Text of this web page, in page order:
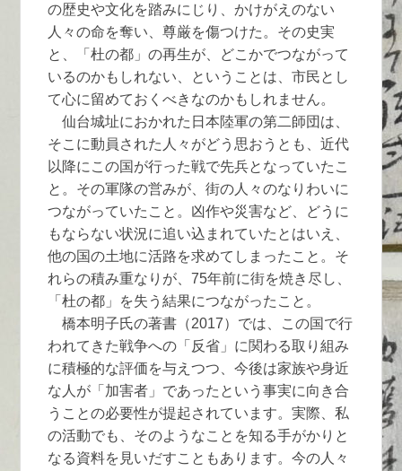
の歴史や文化を踏みにじり、かけがえのない
人々の命を奪い、尊厳を傷つけた。その史実
と、「杜の都」の再生が、どこかでつながって
いるのかもしれない、ということは、市民とし
て心に留めておくべきなのかもしれません。
仙台城址におかれた日本陸軍の第二師団は、
そこに動員された人々がどう思おうとも、近代
以降にこの国が行った戦で先兵となっていたこ
と。その軍隊の営みが、街の人々のなりわいに
つながっていたこと。凶作や災害など、どうに
もならない状況に追い込まれていたとはいえ、
他の国の土地に活路を求めてしまったこと。そ
れらの積み重なりが、75年前に街を焼き尽し、
「杜の都」を失う結果につながったこと。
橋本明子氏の著書（2017）では、この国で行
われてきた戦争への「反省」に関わる取り組み
に積極的な評価を与えつつ、今後は家族や身近
な人が「加害者」であったという事実に向き合
うことの必要性が提起されています。実際、私
の活動でも、そのようなことを知る手がかりと
なる資料を見いだすこともあります。今の人々